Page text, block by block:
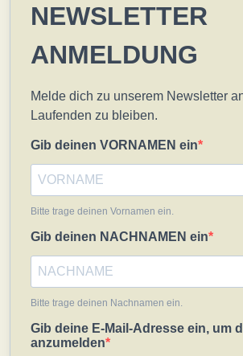
NEWSLETTER
ANMELDUNG
Melde dich zu unserem Newsletter
Laufenden zu bleiben.
Gib deinen VORNAMEN ein
Bitte trage deinen Vornamen ein.
Gib deinen NACHNAMEN ein
Bitte trage deinen Nachnamen ein.
Gib deine E-Mail-Adresse ein, um
anzumelden